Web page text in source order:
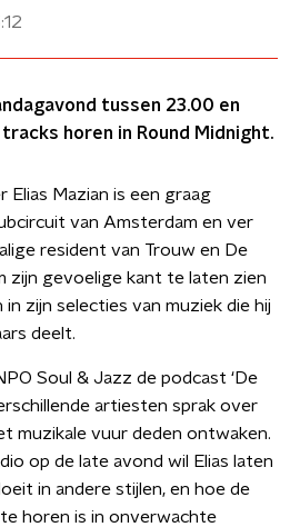
tussen 23.00 en
horen in Round Midnight.
Elias Mazian is een graag
van Amsterdam en ver
resident van Trouw en De
zijn gevoelige kant te laten zien
in zijn selecties van muziek die hij
deelt.
Soul & Jazz de podcast ‘De
artiesten sprak over
muzikale vuur deden ontwaken.
op de late avond wil Elias laten
in andere stijlen, en hoe de
horen is in onverwachte